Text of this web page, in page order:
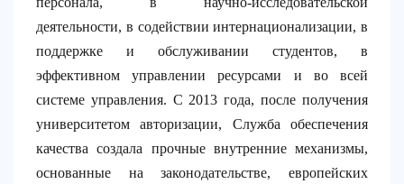
деятельности, в содействии интернационализации, в
поддержке и обслуживании студентов, в
эффективном управлении ресурсами и во всей
системе управления. С 2013 года, после получения
университетом авторизации, Служба обеспечения
качества создала прочные внутренние механизмы,
основанные на законодательстве, европейских